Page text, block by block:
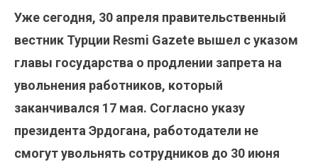
Уже сегодня, 30 апреля правительственный
вестник Турции Resmi Gazete вышел с указом
главы государства о продлении запрета на
увольнения работников, который
заканчивался 17 мая. Согласно указу
президента Эрдогана, работодатели не
смогут увольнять сотрудников до 30 июня